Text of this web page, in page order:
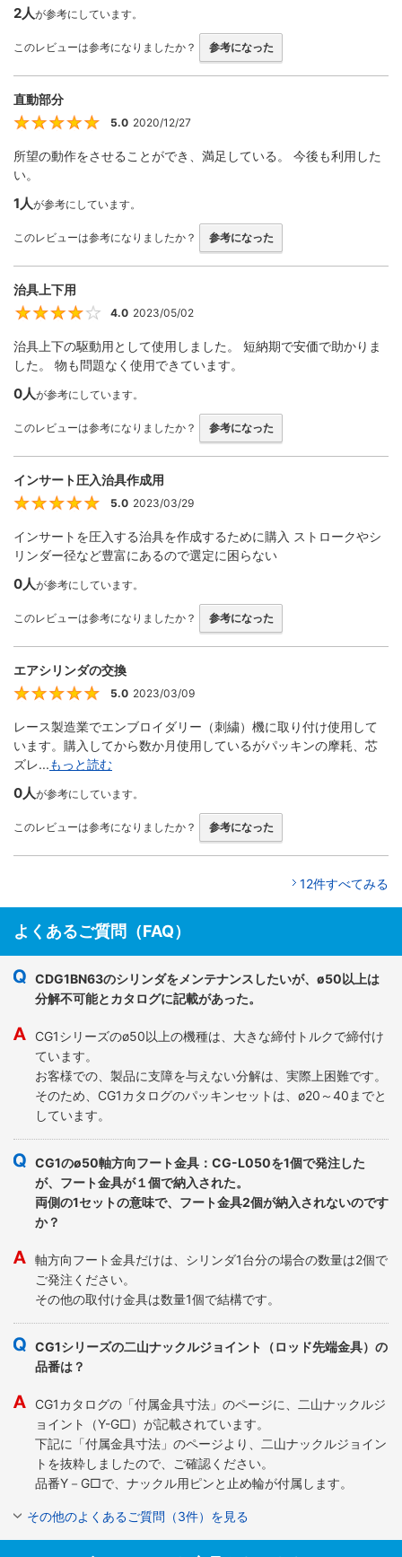
2人が参考にしています。
このレビューは参考になりましたか？ 参考になった
直動部分
5
5.0 2020/12/27
所望の動作をさせることができ、満足している。 今後も利用した
い。
1人が参考にしています。
このレビューは参考になりましたか？ 参考になった
治具上下用
4
4.0 2023/05/02
治具上下の駆動用として使用しました。 短納期で安価で助かりま
した。 物も問題なく使用できています。
0人が参考にしています。
このレビューは参考になりましたか？ 参考になった
インサート圧入治具作成用
5
5.0 2023/03/29
インサートを圧入する治具を作成するために購入 ストロークやシ
リンダー径など豊富にあるので選定に困らない
0人が参考にしています。
このレビューは参考になりましたか？ 参考になった
エアシリンダの交換
5
5.0 2023/03/09
レース製造業でエンブロイダリー（刺繍）機に取り付け使用して
います。購入してから数か月使用しているがパッキンの摩耗、芯
ズレ...もっと読む
0人が参考にしています。
このレビューは参考になりましたか？ 参考になった
12件すべてみる
よくあるご質問（FAQ）
CDG1BN63のシリンダをメンテナンスしたいが、ø50以上は
分解不可能とカタログに記載があった。
CG1シリーズのø50以上の機種は、大きな締付トルクで締付け
ています。
お客様での、製品に支障を与えない分解は、実際上困難です。
そのため、CG1カタログのパッキンセットは、ø20～40までと
しています。
CG1のø50軸方向フート金具：CG-L050を1個で発注した
が、フート金具が１個で納入された。
両側の1セットの意味で、フート金具2個が納入されないのです
か？
軸方向フート金具だけは、シリンダ1台分の場合の数量は2個で
ご発注ください。
その他の取付け金具は数量1個で結構です。
CG1シリーズの二山ナックルジョイント（ロッド先端金具）の
品番は？
CG1カタログの「付属金具寸法」のページに、二山ナックルジ
ョイント（Y-G□）が記載されています。
下記に「付属金具寸法」のページより、二山ナックルジョイン
トを抜粋しましたので、ご確認ください。
品番Y－G□で、ナックル用ピンと止め輪が付属します。
その他のよくあるご質問（3件）を見る